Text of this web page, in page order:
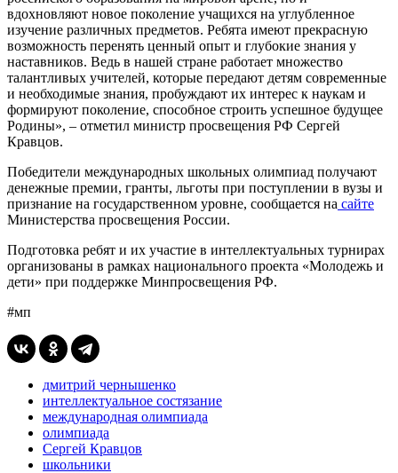
вдохновляют новое поколение учащихся на углубленное
изучение различных предметов. Ребята имеют прекрасную
возможность перенять ценный опыт и глубокие знания у
наставников. Ведь в нашей стране работает множество
талантливых учителей, которые передают детям современные
и необходимые знания, пробуждают их интерес к наукам и
формируют поколение, способное строить успешное будущее
Родины», – отметил министр просвещения РФ Сергей
Кравцов.
Победители международных школьных олимпиад получают
денежные премии, гранты, льготы при поступлении в вузы и
признание на государственном уровне, сообщается на сайте
Министерства просвещения России.
Подготовка ребят и их участие в интеллектуальных турнирах
организованы в рамках национального проекта «Молодежь и
дети» при поддержке Минпросвещения РФ.
#мп
дмитрий чернышенко
интеллектуальное состязание
международная олимпиада
олимпиада
Сергей Кравцов
школьники